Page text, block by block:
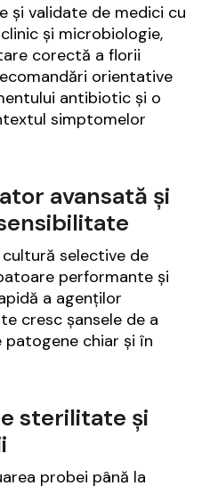
și validate de medici cu
și microbiologie,
corectă a florii
orientative
antibiotic și o
simptomelor
avansată și
selective de
performante și
a agenților
cresc șansele de a
chiar și în
sterilitate și
probei până la